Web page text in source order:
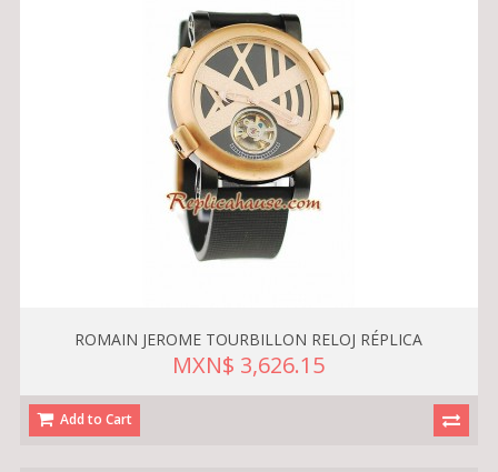
ROMAIN JEROME TOURBILLON RELOJ RÉPLICA
MXN$ 3,626.15
Add to Cart